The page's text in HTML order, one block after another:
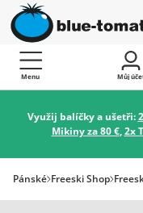
Menu Můj
Využij balíčky a ušetři:
Mikiny za 80 €,2x
Pánské Freeski Shop